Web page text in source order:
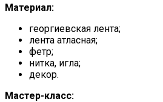
Материал:
георгиевская лента;
лента атласная;
фетр;
нитка, игла;
декор.
Мастер-класс: